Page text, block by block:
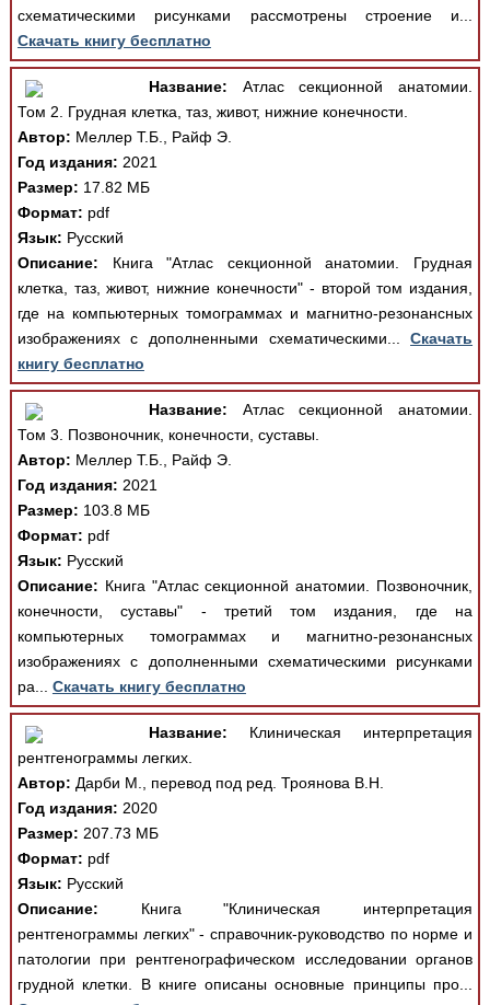
схематическими рисунками рассмотрены строение и...
Скачать книгу бесплатно
Название: Атлас секционной анатомии.
Том 2. Грудная клетка, таз, живот, нижние конечности.
Автор: Меллер Т.Б., Райф Э.
Год издания: 2021
Размер: 17.82 МБ
Формат: pdf
Язык: Русский
Описание: Книга "Атлас секционной анатомии. Грудная
клетка, таз, живот, нижние конечности" - второй том издания,
где на компьютерных томограммах и магнитно-резонансных
изображениях с дополненными схематическими...Скачать
книгу бесплатно
Название: Атлас секционной анатомии.
Том 3. Позвоночник, конечности, суставы.
Автор: Меллер Т.Б., Райф Э.
Год издания: 2021
Размер: 103.8 МБ
Формат: pdf
Язык: Русский
Описание: Книга "Атлас секционной анатомии. Позвоночник,
конечности, суставы" - третий том издания, где на
компьютерных томограммах и магнитно-резонансных
изображениях с дополненными схематическими рисунками
ра... Скачать книгу бесплатно
Название: Клиническая интерпретация
рентгенограммы легких.
Автор: Дарби М., перевод под ред. Троянова В.Н.
Год издания: 2020
Размер: 207.73 МБ
Формат: pdf
Язык: Русский
Описание: Книга "Клиническая интерпретация
рентгенограммы легких" - справочник-руководство по норме и
патологии при рентгенографическом исследовании органов
грудной клетки. В книге описаны основные принципы про...